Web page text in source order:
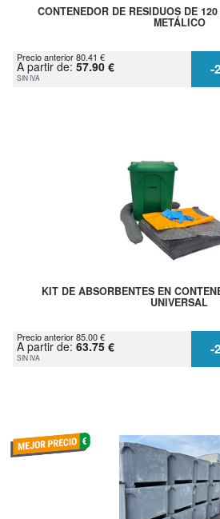
CONTENEDOR DE RESIDUOS DE
METÁLICO
Precio anterior 80.41 €
A partir de: 57.90 €
SIN IVA -
KIT DE ABSORBENTES EN
UNIVERSAL
Precio anterior 85.00 €
A partir de: 63.75 €
SIN IVA -